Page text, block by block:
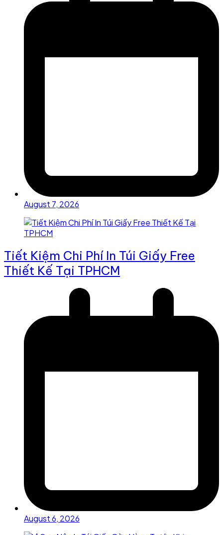
August 7, 2026
Tiết Kiệm Chi Phí In Túi Giấy Free
Thiết Kế Tại TPHCM
August 6, 2026